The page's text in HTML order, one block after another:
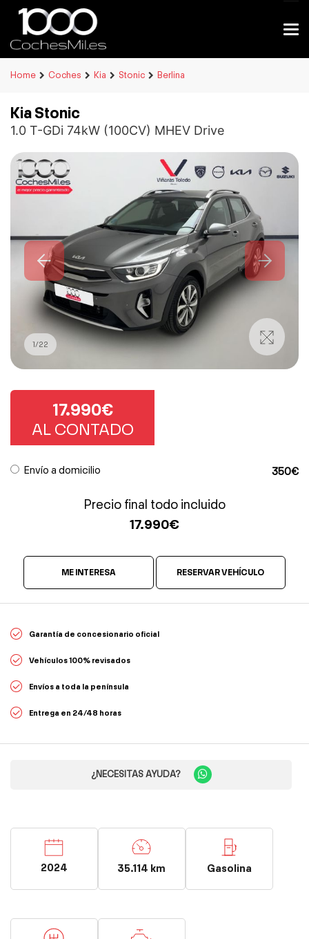
Home Coches Kia Stonic Berlina
Kia Stonic
1.0 T-GDi 74kW (100CV) MHEV Drive
1/22
17.990€
AL CONTADO
Envío a domicilio 350€
Precio final todo incluido
17.990€
ME INTERESA RESERVAR VEHÍCULO
Garantía de concesionario oficial
Vehículos 100% revisados
Envíos a toda la península
Entrega en 24/48 horas
¿NECESITAS AYUDA?
2024 35.114 km Gasolina